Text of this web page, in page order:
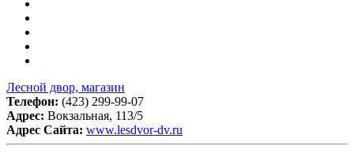
Лесной двор, магазин
Телефон: (423) 299-99-07
Адрес: Вокзальная, 113/5
Адрес Сайта: www.lesdvor-dv.ru